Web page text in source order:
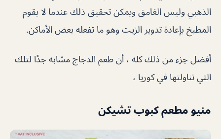
الذهبي وليس الغامق ويمكن تحقيق ذلك عندما لا يقوم
المطبخ بإعادة تدوير الزيت وهو ما تفعله بعض الأماكن.
أفضل جزء من ذلك كله ، أن طعم الدجاج مشابه جدًا لتلك
التي تناولتها في كوريا ،
منيو مطعم كبوب تشيكن